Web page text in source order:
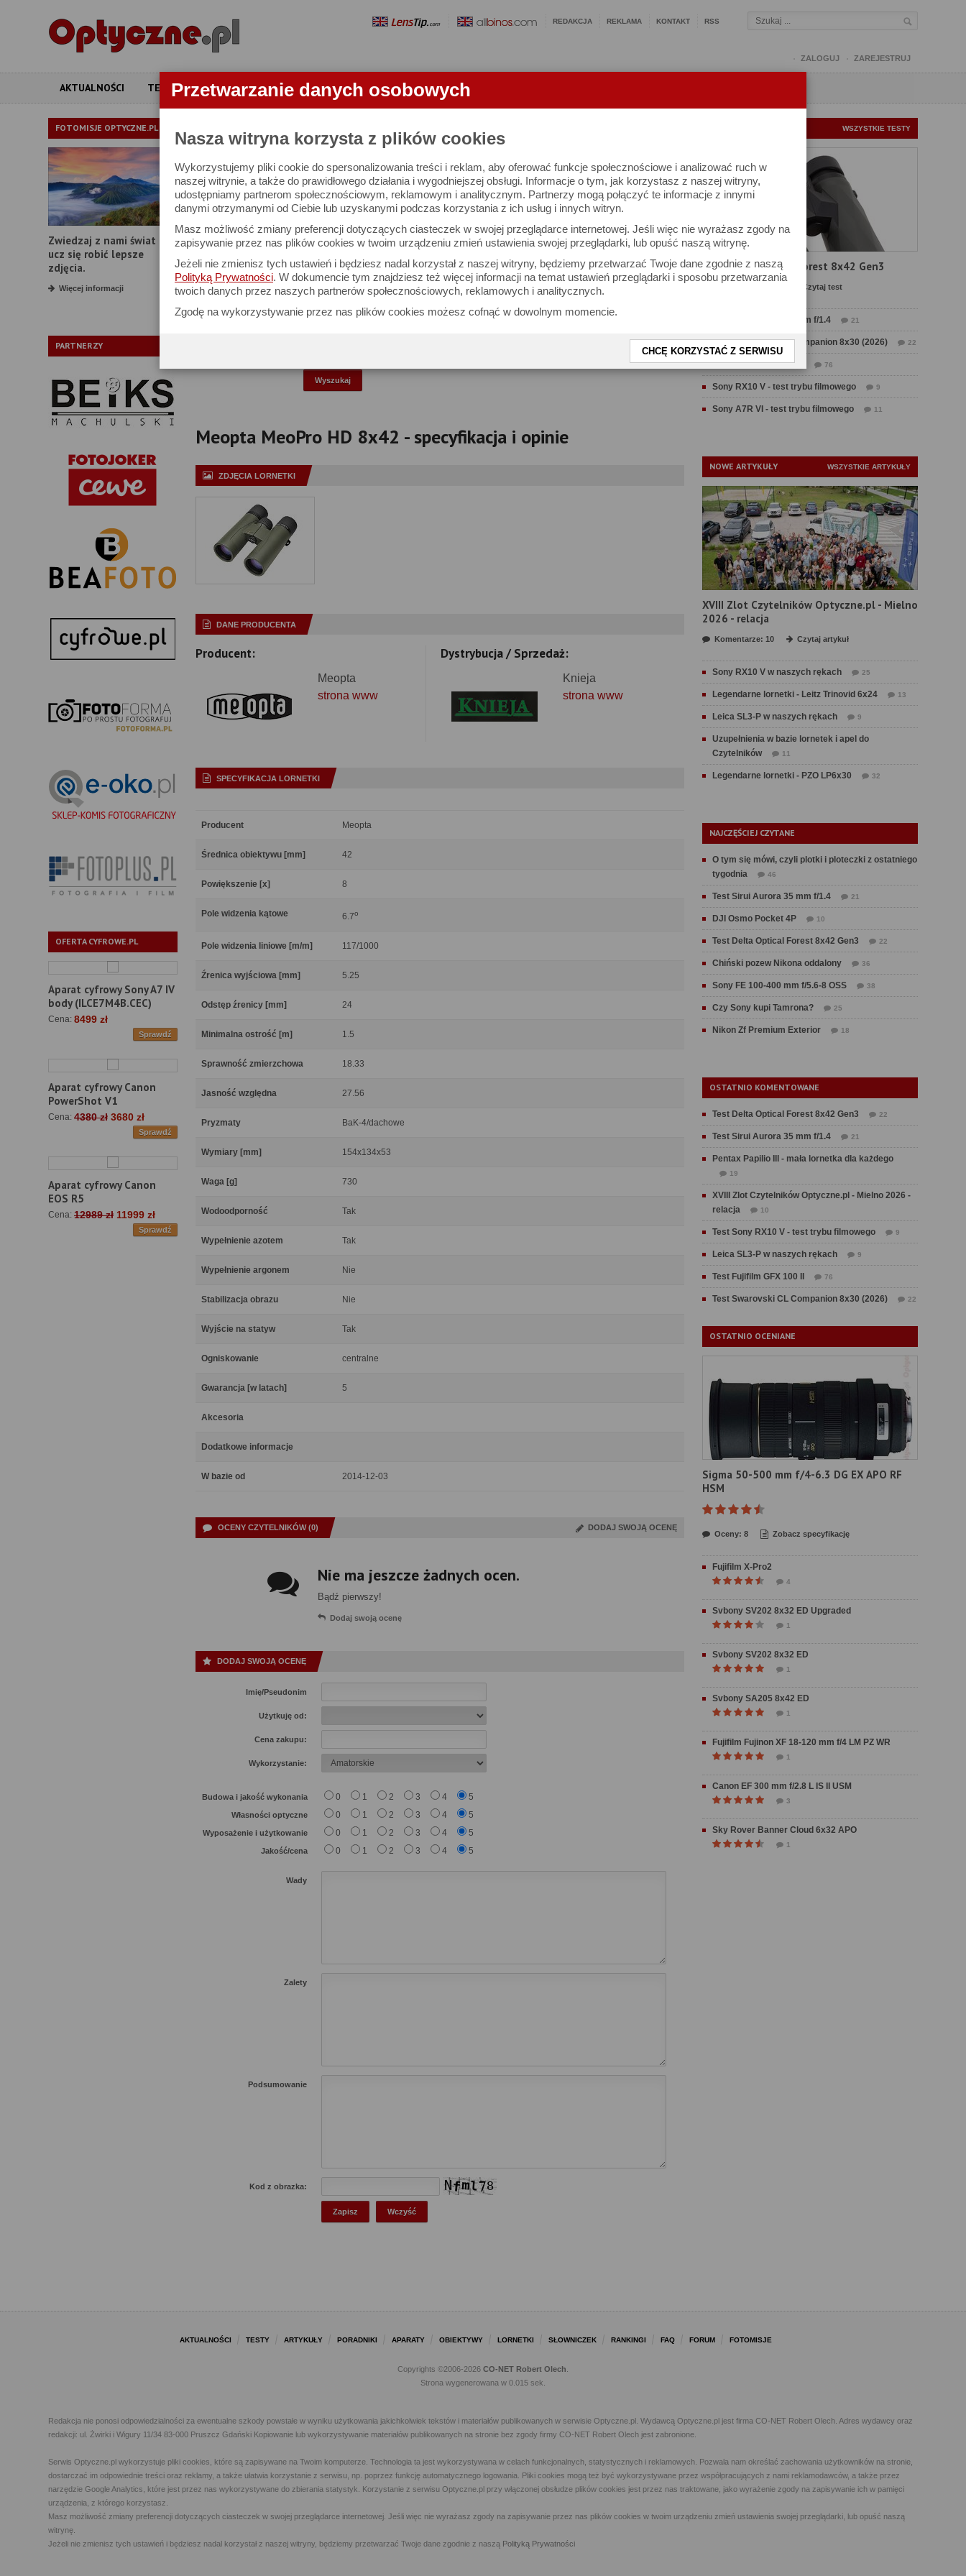
Przetwarzanie danych osobowych
Nasza witryna korzysta z plików cookies
Wykorzystujemy pliki cookie do spersonalizowania treści i reklam, aby oferować funkcje społecznościowe i analizować ruch w
naszej witrynie, a także do prawidłowego działania i wygodniejszej obsługi. Informacje o tym, jak korzystasz z naszej witryny,
udostępniamy partnerom społecznościowym, reklamowym i analitycznym. Partnerzy mogą połączyć te informacje z innymi
danymi otrzymanymi od Ciebie lub uzyskanymi podczas korzystania z ich usług i innych witryn.
Masz możliwość zmiany preferencji dotyczących ciasteczek w swojej przeglądarce internetowej. Jeśli więc nie wyrażasz zgody na
zapisywanie przez nas plików cookies w twoim urządzeniu zmień ustawienia swojej przeglądarki, lub opuść naszą witrynę.
Jeżeli nie zmienisz tych ustawień i będziesz nadal korzystał z naszej witryny, będziemy przetwarzać Twoje dane zgodnie z naszą
Polityką Prywatności. W dokumencie tym znajdziesz też więcej informacji na temat ustawień przeglądarki i sposobu przetwarzania
twoich danych przez naszych partnerów społecznościowych, reklamowych i analitycznych.
Zgodę na wykorzystywanie przez nas plików cookies możesz cofnąć w dowolnym momencie.
CHCĘ KORZYSTAĆ Z SERWISU
REDAKCJA REKLAMA KONTAKT RSS
ZALOGUJ ZAREJESTRUJ
AKTUALNOŚCI TESTY ARTYKUŁY APARATY OBIEKTYWY LORNETKI
FOTOMISJE OPTYCZNE.PL
Zwiedzaj z nami świat i
ucz się robić lepsze
zdjęcia.
Więcej informacji
PARTNERZY
OFERTA CYFROWE.PL
Aparat cyfrowy Sony A7 IV
body (ILCE7M4B.CEC)
Cena: 8499 zł
Sprawdź
Aparat cyfrowy Canon
PowerShot V1
Cena: 4380 zł 3680 zł
Sprawdź
Aparat cyfrowy Canon
EOS R5
Cena: 12989 zł 11999 zł
Sprawdź
LORNETKI
W bazie znajduje się 2996 lornetek i 1581 ocen.
Możesz też zrobić
własne porównanie lornetek
Porównaj lornetki
Proszę podać interesujące Cię parametry
Producent:
Model:
Średnica obiektywu:
Meopta MeoPro HD 8x42 - specyfikacja i opinie
ZDJĘCIA LORNETKI
DANE PRODUCENTA
Producent:
Meopta
strona www
Dystrybucja / Sprzedaż:
Knieja
strona www
SPECYFIKACJA LORNETKI
Producent Meopta
Średnica obiektywu [mm] 42
Powiększenie [x] 8
Pole widzenia kątowe 6.7o
Pole widzenia liniowe [m/m] 117/1000
Źrenica wyjściowa [mm] 5.25
Odstęp źrenicy [mm] 24
Minimalna ostrość [m] 1.5
Sprawność zmierzchowa 18.33
Jasność względna 27.56
Pryzmaty BaK-4/dachowe
Wymiary [mm] 154x134x53
Waga [g] 730
Wodoodporność Tak
Wypełnienie azotem Tak
Wypełnienie argonem Nie
Stabilizacja obrazu Nie
Wyjście na statyw Tak
Ogniskowanie centralne
Gwarancja [w latach] 5
Akcesoria
Dodatkowe informacje
W bazie od 2014-12-03
OCENY CZYTELNIKÓW (0) DODAJ SWOJĄ OCENĘ
Nie ma jeszcze żadnych ocen.
Bądź pierwszy!
Dodaj swoją ocenę
DODAJ SWOJĄ OCENĘ
Imię/Pseudonim
Użytkuję od:
Cena zakupu:
Wykorzystanie:
Budowa i jakość wykonania 0 1 2 3 4 5
Własności optyczne 0 1 2 3 4 5
Wyposażenie i użytkowanie 0 1 2 3 4 5
Jakość/cena 0 1 2 3 4 5
Wady
Zalety
Podsumowanie
Kod z obrazka:
WSZYSTKIE TESTY
Test Delta Optical Forest 8x42 Gen3
Czytaj test
Test Sirui Aurora 35 mm f/1.4 21
Test Swarovski CL Companion 8x30 (2026) 22
Test Fujifilm GFX 100 II 76
Sony RX10 V - test trybu filmowego 9
Sony A7R VI - test trybu filmowego 11
NOWE ARTYKUŁY WSZYSTKIE ARTYKUŁY
XVIII Zlot Czytelników Optyczne.pl - Mielno
2026 - relacja
Komentarze: 10 Czytaj artykuł
Sony RX10 V w naszych rękach 25
Legendarne lornetki - Leitz Trinovid 6x24 13
Leica SL3-P w naszych rękach 9
Uzupełnienia w bazie lornetek i apel do
Czytelników
11
Legendarne lornetki - PZO LP6x30 32
NAJCZĘŚCIEJ CZYTANE
O tym się mówi, czyli plotki i ploteczki z ostatniego
tygodnia
46
Test Sirui Aurora 35 mm f/1.4 21
DJI Osmo Pocket 4P 10
Test Delta Optical Forest 8x42 Gen3 22
Chiński pozew Nikona oddalony 36
Sony FE 100-400 mm f/5.6-8 OSS 38
Czy Sony kupi Tamrona? 25
Nikon Zf Premium Exterior 18
OSTATNIO KOMENTOWANE
Test Delta Optical Forest 8x42 Gen3 22
Test Sirui Aurora 35 mm f/1.4 21
Pentax Papilio III - mała lornetka dla każdego
19
XVIII Zlot Czytelników Optyczne.pl - Mielno 2026 -
relacja
10
Test Sony RX10 V - test trybu filmowego 9
Leica SL3-P w naszych rękach 9
Test Fujifilm GFX 100 II 76
Test Swarovski CL Companion 8x30 (2026) 22
OSTATNIO OCENIANE
Sigma 50-500 mm f/4-6.3 DG EX APO RF
HSM
Oceny: 8 Zobacz specyfikację
Fujifilm X-Pro2
4
Svbony SV202 8x32 ED Upgraded
1
Svbony SV202 8x32 ED
1
Svbony SA205 8x42 ED
1
Fujifilm Fujinon XF 18-120 mm f/4 LM PZ WR
1
Canon EF 300 mm f/2.8 L IS II USM
3
Sky Rover Banner Cloud 6x32 APO
1
AKTUALNOŚCI TESTY ARTYKUŁY PORADNIKI APARATY OBIEKTYWY LORNETKI SŁOWNICZEK RANKINGI FAQ FORUM FOTOMISJE
Copyrights ©2006-2026 CO-NET Robert Olech
Strona wygenerowana w 0.015 sek.
Redakcja nie ponosi odpowiedzialności za ewentualne szkody powstałe w wyniku użytkowania jakichkolwiek tekstów i materiałów publikowanych w serwisie Optyczne.pl. Wydawcą Optyczne.pl jest firma CO-NET Robert Olech. Adres wydawcy oraz
redakcji: ul. Żwirki i Wigury 11/34 83-000 Pruszcz Gdański Kopiowanie lub wykorzystywanie materiałów publikowanych na stronie bez zgody firmy CO-NET Robert Olech jest zabronione.
Serwis Optyczne.pl wykorzystuje pliki cookies, które są zapisywane na Twoim komputerze. Technologia ta jest wykorzystywana w celach funkcjonalnych, statystycznych i reklamowych. Pozwala nam określać zachowania użytkowników na stronie,
dostarczać im odpowiednie treści oraz reklamy, a także ułatwia korzystanie z serwisu, np. poprzez funkcję automatycznego logowania. Pliki cookies mogą też być wykorzystywane przez współpracujących z nami reklamodawców, a także przez
narzędzie Google Analytics, które jest przez nas wykorzystywane do zbierania statystyk. Korzystanie z serwisu Optyczne.pl przy włączonej obsłudze plików cookies jest przez nas traktowane, jako wyrażenie zgody na zapisywanie ich w pamięci
urządzenia, z którego korzystasz.
Masz możliwość zmiany preferencji dotyczących ciasteczek w swojej przeglądarce internetowej. Jeśli więc nie wyrażasz zgody na zapisywanie przez nas plików cookies w twoim urządzeniu zmień ustawienia swojej przeglądarki, lub opuść naszą
witrynę.
Jeżeli nie zmienisz tych ustawień i będziesz nadal korzystał z naszej witryny, będziemy przetwarzać Twoje dane zgodnie z naszą Polityką Prywatności